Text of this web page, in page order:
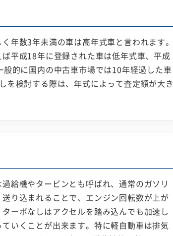
年数3年未満の車は高年式車と言われます。
平成18年に登録された車は低年式車、平成
的に国内の中古車市場では10年経過した車
を検討する際は、年式によって査定額が大き
給機やタービンとも呼ばれ、通常のガソリ
り込まれることで、エンジン回転数が上が
ーボなしはアクセルを踏み込んでも加速し
いくことが出来ます。特に軽自動車は排気